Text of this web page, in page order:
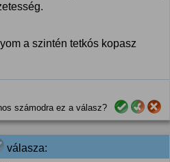
a szintén tetkós kopasz
számodra ez a válasz?
válasza: